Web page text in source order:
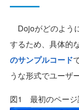
Dojoがどのよう
するため、具体的
のサンプルコード
うな形式でユーザ
図1 最初のページ